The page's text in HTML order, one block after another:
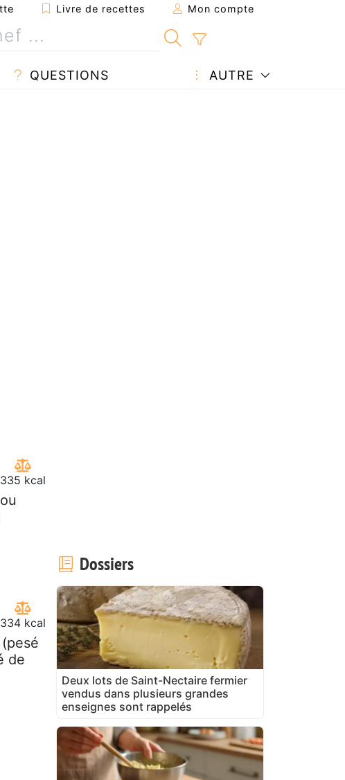
Livre de recettes Mon compte
QUESTIONS AUTRE
335 kcal
334 kcal
de
Dossiers
Deux lots de Saint-Nectaire fermier
vendus dans plusieurs grandes
enseignes sont rappelés